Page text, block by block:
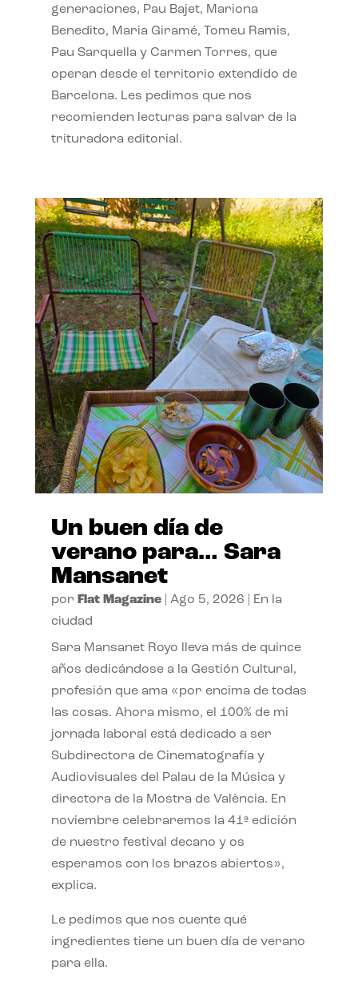
generaciones, Pau Bajet, Mariona
Benedito, Maria Giramé, Tomeu Ramis,
Pau Sarquella y Carmen Torres, que
operan desde el territorio extendido de
Barcelona. Les pedimos que nos
recomienden lecturas para salvar de la
trituradora editorial.
Un buen día de
verano para… Sara
Mansanet
por Flat Magazine| Ago 5, 2026
En la
ciudad
Sara Mansanet Royo lleva más de quince
años dedicándose a la Gestión Cultural,
profesión que ama «por encima de todas
las cosas. Ahora mismo, el 100% de mi
jornada laboral está dedicado a ser
Subdirectora de Cinematografía y
Audiovisuales del Palau de la Música y
directora de la Mostra de València. En
noviembre celebraremos la 41ª edición
de nuestro festival decano y os
esperamos con los brazos abiertos»,
explica.
Le pedimos que nos cuente qué
ingredientes tiene un buen día de verano
para ella.